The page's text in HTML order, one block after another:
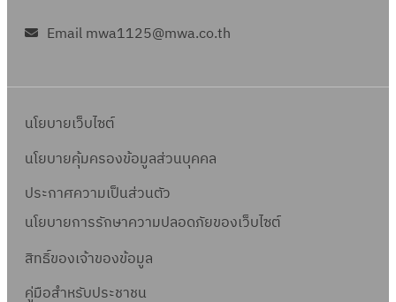
Email mwa1125@mwa.co.th
นโยบายเว็บไซต์
นโยบายคุ้มครองข้อมูลส่วนบุคคล
ประกาศความเป็นส่วนตัว
นโยบายการรักษาความปลอดภัยของเว็บไซต์
สิทธิ์ของเจ้าของข้อมูล
คู่มือสำหรับประชาชน